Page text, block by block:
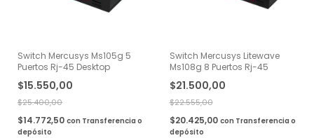
Switch Mercusys Ms105g 5
Puertos Rj-45 Desktop
$15.550,00
$25.400,00
$14.772,50 con Transferencia o
depósito
Switch Mercusys Litewave
Ms108g 8 Puertos Rj-45
$21.500,00
$22.555,00
$20.425,00 con Transferencia o
depósito